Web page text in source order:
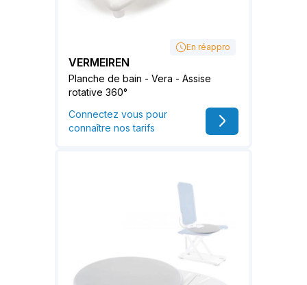
En réappro
VERMEIREN
Planche de bain - Vera - Assise
rotative 360°
Connectez vous pour
connaître nos tarifs